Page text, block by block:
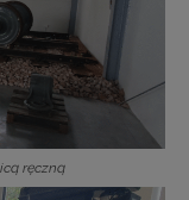
ręczną